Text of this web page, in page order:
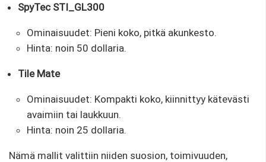
SpyTec STI_GL300
Ominaisuudet: Pieni koko, pitkä akunkesto.
Hinta: noin 50 dollaria.
Tile Mate
Ominaisuudet: Kompakti koko, kiinnittyy kätevästi
avaimiin tai laukkuun.
Hinta: noin 25 dollaria.
Nämä mallit valittiin niiden suosion, toimivuuden,